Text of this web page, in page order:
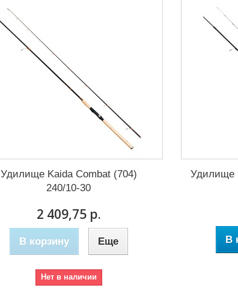
Удилище Kaida Combat (704)
240/10-30
2 409,75 р.
В корзину Еще
Нет в наличии
Удилище
В